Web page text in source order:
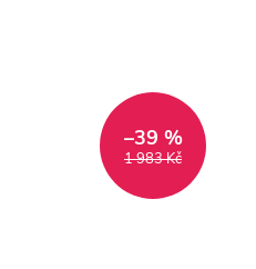
1 983 Kč
–39 %